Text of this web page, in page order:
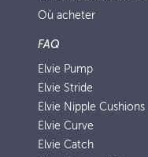
Où acheter
FAQ
Elvie Pump
Elvie Stride
Elvie Nipple Cushions
Elvie Curve
Elvie Catch